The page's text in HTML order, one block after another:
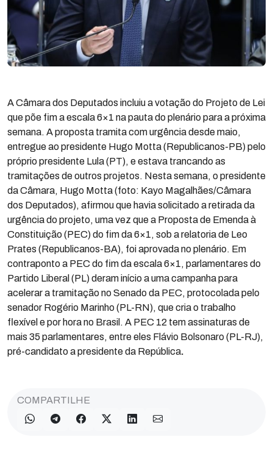
A Câmara dos Deputados incluiu a votação do Projeto de Lei
que põe fim a escala 6×1 na pauta do plenário para a próxima
semana. A proposta tramita com urgência desde maio,
entregue ao presidente Hugo Motta (Republicanos-PB) pelo
próprio presidente Lula (PT), e estava trancando as
tramitações de outros projetos. Nesta semana, o presidente
da Câmara, Hugo Motta (foto: Kayo Magalhães/Câmara
dos Deputados), afirmou que havia solicitado a retirada da
urgência do projeto, uma vez que a Proposta de Emenda à
Constituição (PEC) do fim da 6×1, sob a relatoria de Leo
Prates (Republicanos-BA), foi aprovada no plenário. Em
contraponto a PEC do fim da escala 6×1, parlamentares do
Partido Liberal (PL) deram início a uma campanha para
acelerar a tramitação no Senado da PEC, protocolada pelo
senador Rogério Marinho (PL-RN), que cria o trabalho
flexível e por hora no Brasil. A PEC 12 tem assinaturas de
mais 35 parlamentares, entre eles Flávio Bolsonaro (PL-RJ),
pré-candidato a presidente da República.
COMPARTILHE